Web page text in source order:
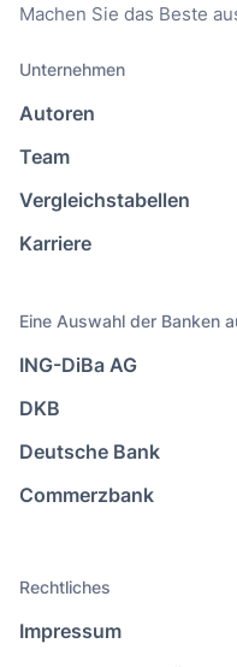
Machen Sie das Beste
Unternehmen
Autoren
Team
Vergleichstabellen
Karriere
Eine Auswahl der Banken
ING-DiBa AG
DKB
Deutsche Bank
Commerzbank
Rechtliches
Impressum